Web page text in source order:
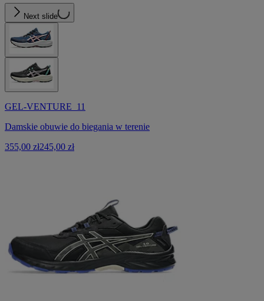
Next slide
GEL-VENTURE 11
Damskie obuwie do biegania w terenie
355,00 zł245,00 zł